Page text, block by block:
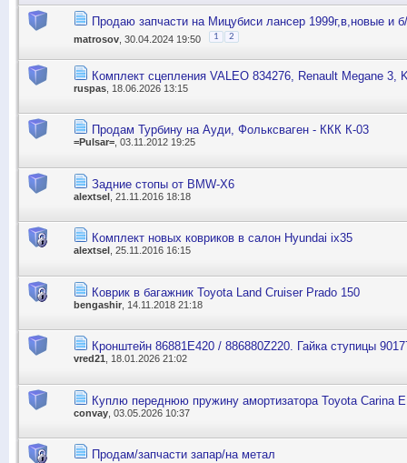
Продаю запчасти на Мицубиси лансер 1999г,в,новые и
matrosov , 30.04.2024 19:50 1 2
Комплект сцепления VALEO 834276, Renault Megane 3,
ruspas , 18.06.2026 13:15
Продам Турбину на Ауди, Фольксваген - ККК К-03
=Pulsar= , 03.11.2012 19:25
Задние стопы от BMW-X6
alextsel , 21.11.2016 18:18
Комплект новых ковриков в салон Hyundai ix35
alextsel , 25.11.2016 16:15
Коврик в багажник Toyota Land Cruiser Prado 150
bengashir , 14.11.2018 21:18
Кронштейн 86881E420 / 886880Z220. Гайка ступицы
vred21 , 18.01.2026 21:02
Куплю переднюю пружину амортизатора Toyota Carina
convay , 03.05.2026 10:37
Продам/запчасти запар/на метал